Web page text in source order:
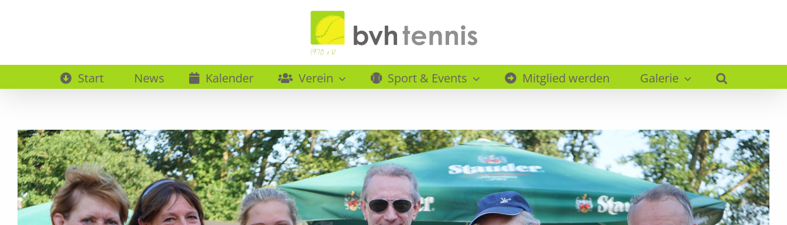
Start News Kalender Verein Sport & Events Mitglied werden Galerie
Zeige
grösseres
Bild